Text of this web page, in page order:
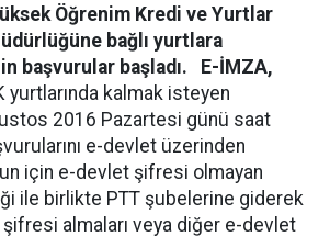
Öğrenim Kredi ve Yurtlar
bağlı yurtlara
başvurular başladı.
E-İMZA,
yurtlarında kalmak isteyen
2016 Pazartesi günü saat
e-devlet üzerinden
için e-devlet şifresi olmayan
ile birlikte PTT şubelerine giderek
almaları veya diğer e-devlet